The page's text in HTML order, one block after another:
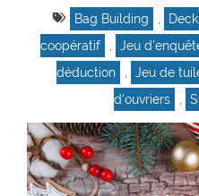
Bag Building
coopératif
Jeu
déduction
Jeu de
d'ouvriers